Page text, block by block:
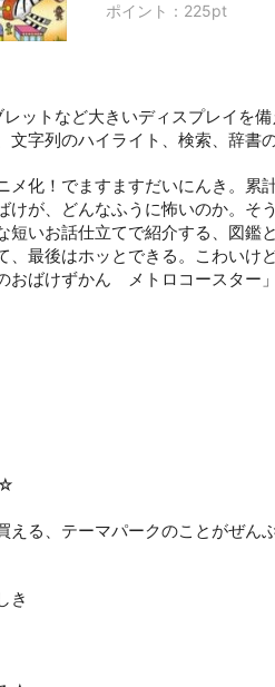
ポイント：225pt
ットなど大きいディスプレイを
文字列のハイライト、検索、辞書
メ化！でますますだいにんき。累
が、どんなふうに怖いのか。そ
短いお話仕立てで紹介する、図鑑
最後はホッとできる。こわいけ
おばけずかん メトロコースター」
える、テーマパークのことがぜん
しき